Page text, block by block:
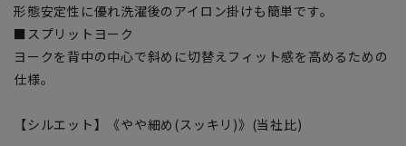
形態安定性に優れ洗濯後のアイロン掛けも簡単です。
■スプリットヨーク
ヨークを背中の中心で斜めに切替えフィット感を高めるための
仕様。
【シルエット】《やや細め(スッキリ)》(当社比)